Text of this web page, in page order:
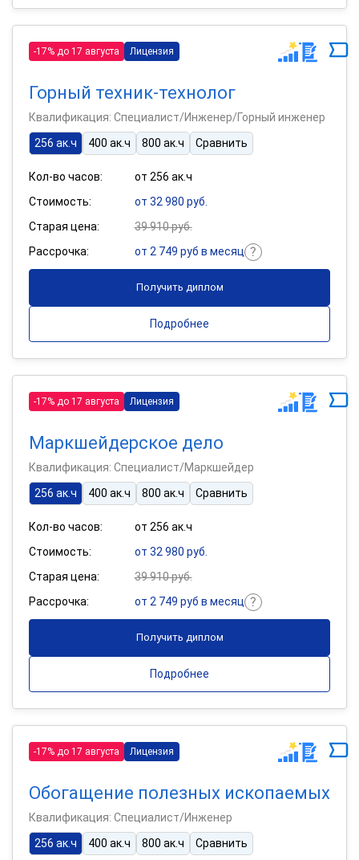
-17% до 17 августа Лицензия
Горный техник-технолог
Квалификация: Специалист/Инженер/Горный инженер
256 ак.ч
400 ак.ч 800 ак.ч Сравнить
Кол-во часов:
от 256 ак.ч
Стоимость:
от 32 980 руб.
Старая цена:
39 910 руб.
Рассрочка:
от 2 749 руб в месяц
Получить диплом
Подробнее
-17% до 17 августа Лицензия
Маркшейдерское дело
Квалификация: Специалист/Маркшейдер
256 ак.ч
400 ак.ч 800 ак.ч Сравнить
Кол-во часов:
от 256 ак.ч
Стоимость:
от 32 980 руб.
Старая цена:
39 910 руб.
Рассрочка:
от 2 749 руб в месяц
Получить диплом
Подробнее
-17% до 17 августа Лицензия
Обогащение полезных ископаемых
Квалификация: Специалист/Инженер
256 ак.ч
400 ак.ч 800 ак.ч Сравнить